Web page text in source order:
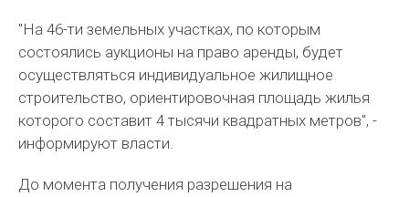
"На 46-ти земельных участках, по которым
состоялись аукционы на право аренды, будет
осуществляться индивидуальное жилищное
строительство, ориентировочная площадь жилья
которого составит 4 тысячи квадратных метров", -
информируют власти.
До момента получения разрешения на